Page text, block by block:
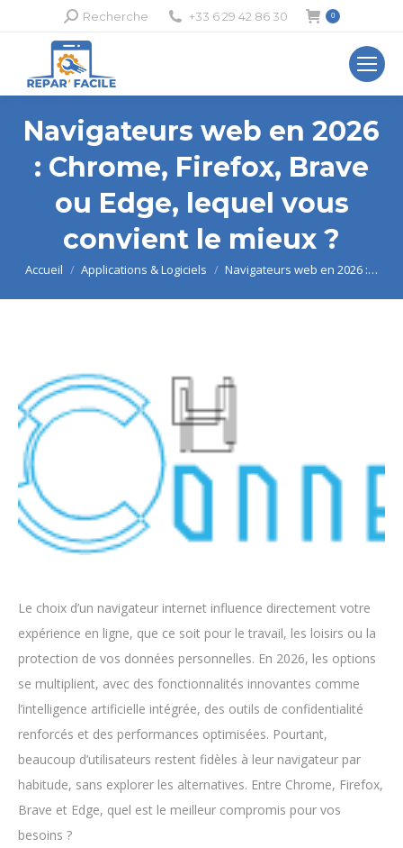
Recherche
Recherche +33 6 29 42 86 30 0
Navigateurs web en 2026
: Chrome, Firefox, Brave
ou Edge, lequel vous
convient le mieux ?
Vous êtes ici :
Accueil Applications & Logiciels Navigateurs web en 2026 :…
Le choix d’un navigateur internet influence directement votre
expérience en ligne, que ce soit pour le travail, les loisirs ou la
protection de vos données personnelles. En 2026, les options
se multiplient, avec des fonctionnalités innovantes comme
l’intelligence artificielle intégrée, des outils de confidentialité
renforcés et des performances optimisées. Pourtant,
beaucoup d’utilisateurs restent fidèles à leur navigateur par
habitude, sans explorer les alternatives. Entre Chrome, Firefox,
Brave et Edge, quel est le meilleur compromis pour vos
besoins ?